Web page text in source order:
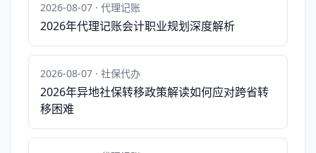
2026-08-07 · 代理记账
2026年代理记账会计职业规划深度解析
2026-08-07 · 社保代办
2026年异地社保转移政策解读如何应对跨省转
移困难